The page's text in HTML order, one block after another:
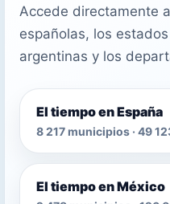
Accede directamente
españolas, los
argentinas y los
El tiempo en España
8 217 municipios · 49
El tiempo en México